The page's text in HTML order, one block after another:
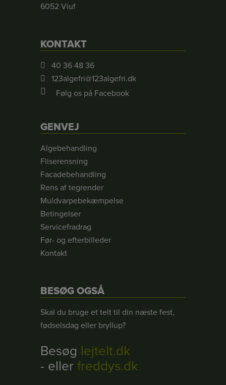
6052 Viuf
KONTAKT
40 36 48 36
123algefri@123algefri.dk
Følg os på Facebook
GENVEJ
Algebehandling
Fliserensning
Facadebehandling
Rens af tegrender
Muldvarpebekæmpelse
Betingelser
Servicefradrag
Før- og efterbilleder
Kontakt
BESØG OGSÅ
Skal du bruge et telt til din næste fest,
fødselsdag eller bryllup?
Besøg lejtelt.dk
- eller freddys.dk